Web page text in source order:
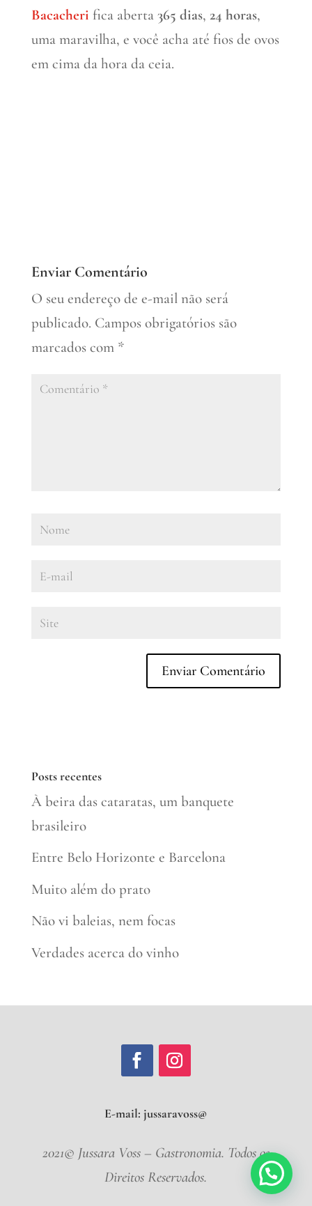
Bacacheri fica aberta 365 dias, 24 horas,
uma maravilha, e você acha até fios de ovos
em cima da hora da ceia.
Enviar Comentário
O seu endereço de e-mail não será
publicado. Campos obrigatórios são
marcados com *
Posts recentes
À beira das cataratas, um banquete
brasileiro
Entre Belo Horizonte e Barcelona
Muito além do prato
Não vi baleias, nem focas
Verdades acerca do vinho
E-mail:jussara
2021© Jussara Voss – Gastronomia. Todos os
Direitos Reservados.